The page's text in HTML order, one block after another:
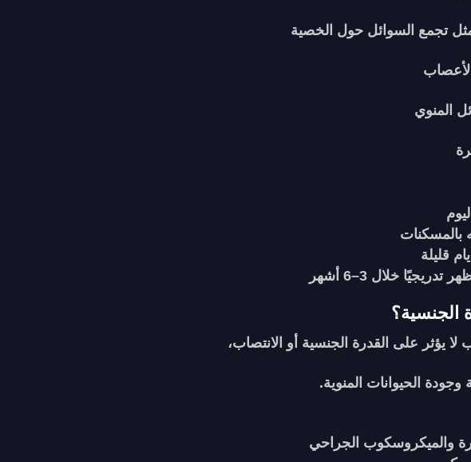
تجمع السوائل حول الخصية
المنوي
بالمسكنات
قليلة
خلال 3–6 أشهر
الجنسية؟
يؤثر على القدرة الجنسية أو الانتصاب،
الحيوانات المنوية.
والميكروسكوب الجراحي